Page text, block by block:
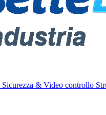
Sicurezza & Video controllo